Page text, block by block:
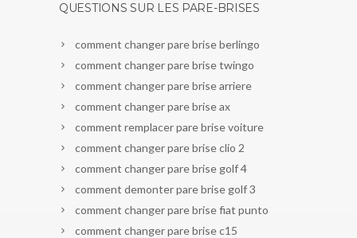
QUESTIONS SUR LES PARE-BRISES
comment changer pare brise berlingo
comment changer pare brise twingo
comment changer pare brise arriere
comment changer pare brise ax
comment remplacer pare brise voiture
comment changer pare brise clio 2
comment changer pare brise golf 4
comment demonter pare brise golf 3
comment changer pare brise fiat punto
comment changer pare brise c15